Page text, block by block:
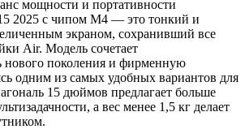
мощности и портативности
2025 с чипом M4 — это тонкий и
экраном, сохранивший все
Air. Модель сочетает
нового поколения и фирменную
одним из самых удобных вариантов для
15 дюймов предлагает больше
а вес менее 1,5 кг делает